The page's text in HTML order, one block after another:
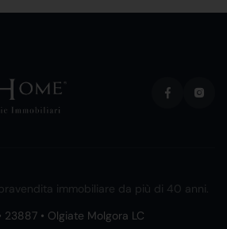
immobiliare da più di 40 anni.
23887 • Olgiate Molgora LC